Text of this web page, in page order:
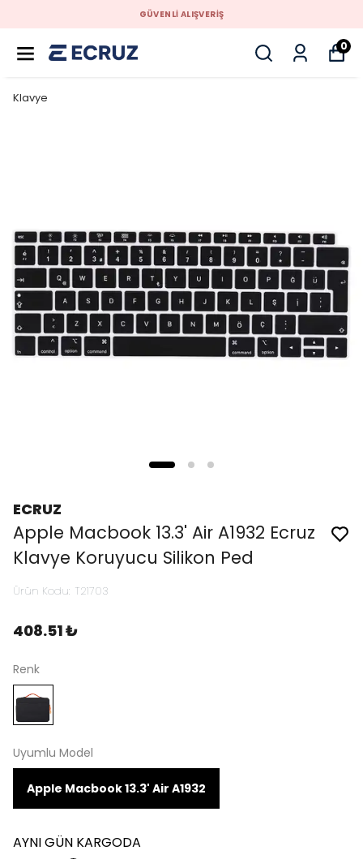
GÜVENLİ ALIŞVERİŞ
0
Klavye
ECRUZ
Apple Macbook 13.3' Air A1932 Ecruz
Klavye Koruyucu Silikon Ped
Ürün Kodu: T21703
408.51 ₺
Renk
Uyumlu Model
Apple Macbook 13.3' Air A1932
AYNI GÜN KARGODA